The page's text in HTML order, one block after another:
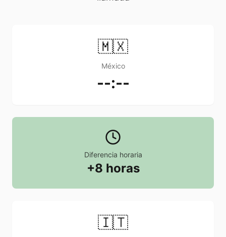
🇲🇽
México
--:--
Diferencia horaria
+8 horas
🇮🇹